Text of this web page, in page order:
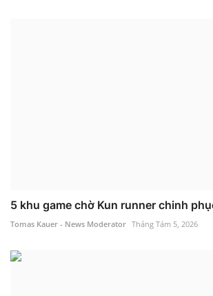
5 khu game chờ Kun runner chinh
Tomas Kauer - News Moderator Tháng Tám 5, 2026